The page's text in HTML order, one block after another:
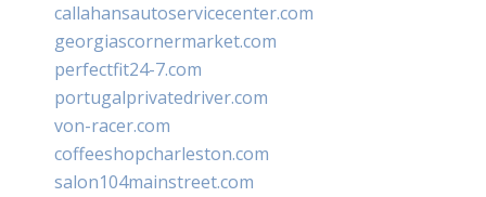
callahansautoservicecenter.com
georgiascornermarket.com
perfectfit24-7.com
portugalprivatedriver.com
von-racer.com
coffeeshopcharleston.com
salon104mainstreet.com